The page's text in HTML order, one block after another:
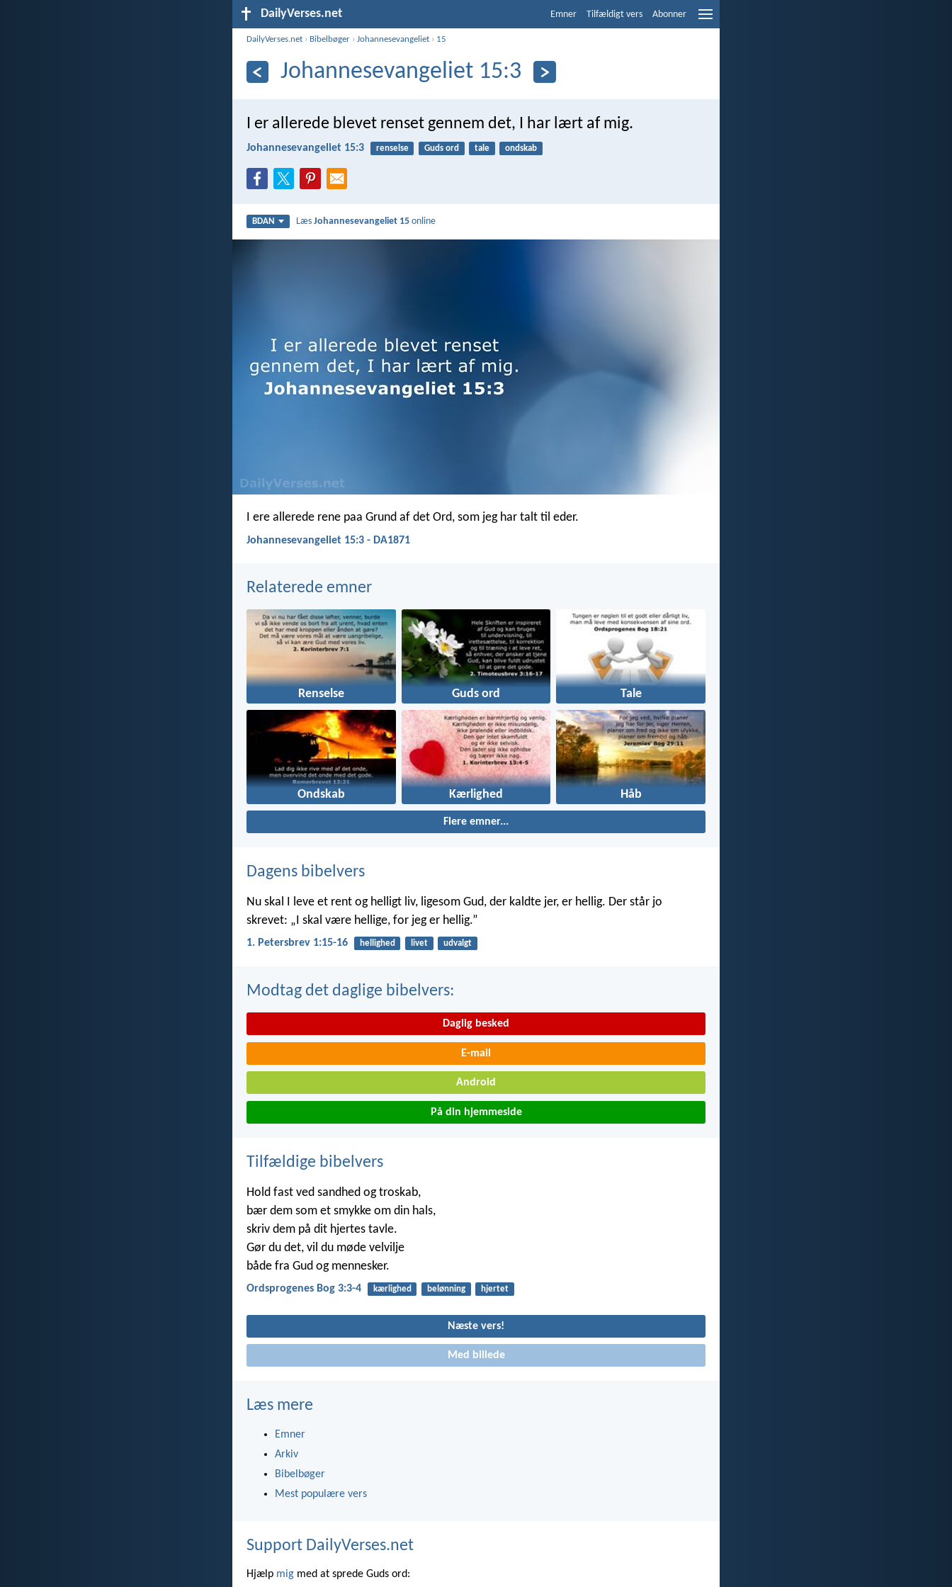
DailyVerses.net Emner Tilfældigt vers Abonner
DailyVerses.net › Bibelbøger ›Johannesevangeliet › 15
Johannesevangeliet 15:3
I er allerede blevet renset gennem det, I har lært af mig.
Johannesevangeliet 15:3 renselse Guds ord tale ondskab
BDAN LæsJohannesevangeliet 15 online
I ere allerede rene paa Grund af det Ord, som jeg har talt til eder.
Johannesevangeliet 15:3 - DA1871
Relaterede emner
Renselse Guds ord Tale
Ondskab Kærlighed Håb
Flere emner...
Dagens bibelvers
Nu skal I leve et rent og helligt liv, ligesom Gud, der kaldte jer, er hellig. Der står jo
skrevet: „I skal være hellige, for jeg er hellig.”
1. Petersbrev 1:15-16 hellighed livet udvalgt
Modtag det daglige bibelvers:
Daglig besked
E-mail
Android
På din hjemmeside
Tilfældige bibelvers
Hold fast ved sandhed og troskab,
bær dem som et smykke om din hals,
skriv dem på dit hjertes tavle.
Gør du det, vil du møde velvilje
både fra Gud og mennesker.
Ordsprogenes Bog 3:3-4 kærlighed belønning hjertet
Næste vers!
Med billede
Læs mere
Emner
Arkiv
Bibelbøger
Mest populære vers
Support DailyVerses.net
Hjælp mig med at sprede Guds ord: